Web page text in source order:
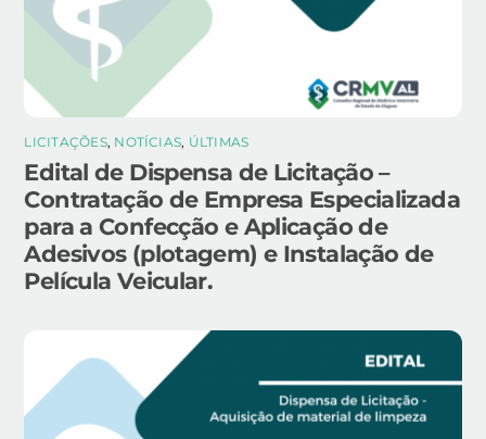
LICITAÇÕES, NOTÍCIAS, ÚLTIMAS
Edital de Dispensa de Licitação –
Contratação de Empresa Especializada
para a Confecção e Aplicação de
Adesivos (plotagem) e Instalação de
Película Veicular.